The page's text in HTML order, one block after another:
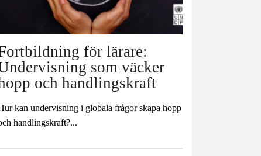
för lärare:
som väcker
och handlingskraft
kan undervisning i globala frågor skapa hopp
handlingskraft?...